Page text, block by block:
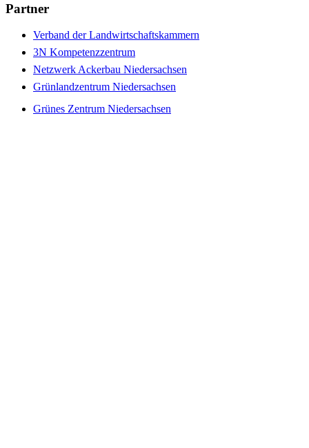
Partner
Verband der Landwirtschaftskammern
3N Kompetenzzentrum
Netzwerk Ackerbau Niedersachsen
Grünlandzentrum Niedersachsen
Grünes Zentrum Niedersachsen